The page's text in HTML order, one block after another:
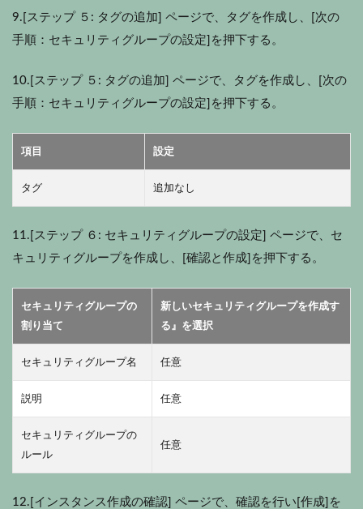
9.[ステップ ５: タグの追加] ページで、タグを作成し、[次の
手順：セキュリティグループの設定]を押下する。
10.[ステップ ５: タグの追加] ページで、タグを作成し、[次の
手順：セキュリティグループの設定]を押下する。
項目 設定
タグ 追加なし
11.[ステップ ６: セキュリティグループの設定] ページで、セ
キュリティグループを作成し、[確認と作成]を押下する。
セキュリティグループの
割り当て
新しいセキュリティグループを作成す
る』を選択
セキュリティグループ名 任意
説明 任意
セキュリティグループの
ルール
任意
12.[インスタンス作成の確認] ページで、確認を行い[作成]を